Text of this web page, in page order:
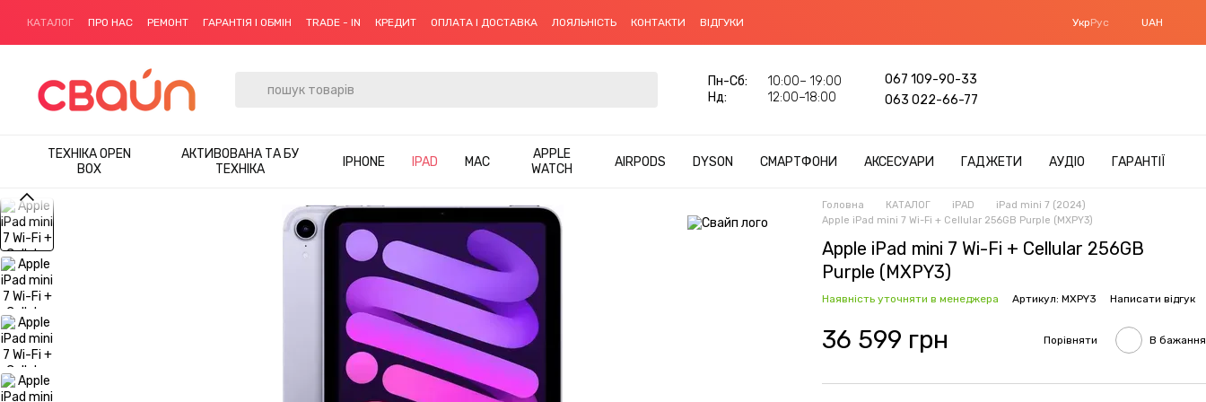
КАТАЛОГ ПРО НАС РЕМОНТ ГАРАНТІЯ І ОБМІН TRADE - IN КРЕДИТ ОПЛАТА І ДОСТАВКА ЛОЯЛЬНІСТЬ КОНТАКТИ ВІДГУКИ УкрРус UAH
Пн-Cб:
10:00– 19:00
Нд:
12:00–18:00
067 109-90-33
063 022-66-77
ТЕХНІКА OPEN
BOX
АКТИВОВАНА ТА БУ
ТЕХНІКА
IPHONE IPAD MAC
APPLE
WATCH
AIRPODS DYSON СМАРТФОНИ АКСЕСУАРИ ГАДЖЕТИ АУДІО ГАРАНТІЇ
Головна КАТАЛОГ iPAD
iPad mini 7 (2024)
Apple iPad mini 7 Wi-Fi + Cellular 256GB Purple (MXPY3)
Apple iPad mini 7 Wi-Fi + Cellular 256GB
Purple (MXPY3)
Наявність уточняти в менеджера Артикул: MXPY3 Написати відгук
36 599 грн Порівняти В бажання